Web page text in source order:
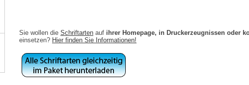
Sie wollen die Schriftarten auf ihrer Homepage, in Druckerzeugnissen oder
einsetzen? Hier finden Sie Informationen!